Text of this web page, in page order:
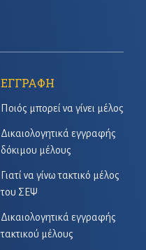
ΕΓΓΡΑΦΗ
Ποιός μπορεί να γίνει μέλος
Δικαιολογητικά εγγραφής
δόκιμου μέλους
Γιατί να γίνω τακτικό μέλος
του ΣΕΨ
Δικαιολογητικά εγγραφής
τακτικού μέλους